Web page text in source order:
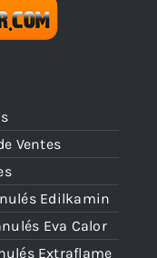
Ventes
Edilkamin
Eva Calor
Extraflame